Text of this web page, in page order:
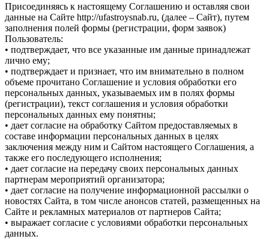
Присоединяясь к настоящему Соглашению и оставляя свои
данные на Сайте http://ufastroysnab.ru, (далее – Сайт), путем
заполнения полей формы (регистрации, форм заявок)
Пользователь:
• подтверждает, что все указанные им данные принадлежат
лично ему;
• подтверждает и признает, что им внимательно в полном
объеме прочитано Соглашение и условия обработки его
персональных данных, указываемых им в полях формы
(регистрации), текст соглашения и условия обработки
персональных данных ему понятны;
• дает согласие на обработку Сайтом предоставляемых в
составе информации персональных данных в целях
заключения между ним и Сайтом настоящего Соглашения, а
также его последующего исполнения;
• дает согласие на передачу своих персональных данных
партнерам мероприятий организатора;
• дает согласие на получение информационной рассылки о
новостях Сайта, в том числе анонсов статей, размещенных на
Сайте и рекламных материалов от партнеров Сайта;
• выражает согласие с условиями обработки персональных
данных.